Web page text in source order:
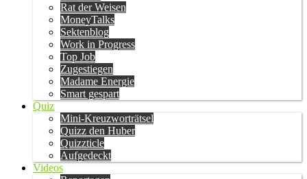
Rat der Weisen
MoneyTalks
Sektenblog
Work in Progress
Top Job
Zugestiegen
Madame Energie
Smart gespart
Quiz
Mini-Kreuzworträtsel
Quizz den Huber
Quizzticle
Aufgedeckt
Videos